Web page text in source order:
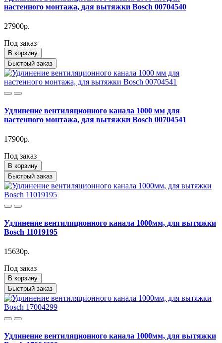
настенного монтажа, для вытяжки Bosch 00704540
27900р.
Под заказ
В корзину
Быстрый заказ
Удлинение вентиляционного канала 1000 мм для
настенного монтажа, для вытяжки Bosch 00704541
17900р.
Под заказ
В корзину
Быстрый заказ
Удлинение вентиляционного канала 1000мм, для вытяжки
Bosch 11019195
15630р.
Под заказ
В корзину
Быстрый заказ
Удлинение вентиляционного канала 1000мм, для вытяжки